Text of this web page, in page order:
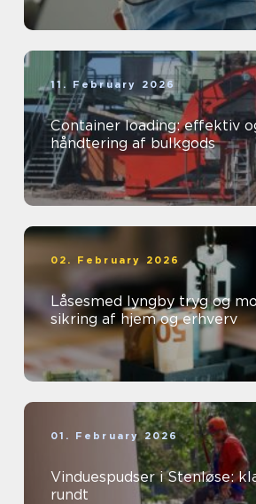
11. February 2026
Container loading: effektiv
håndtering af bulkgods
02. February 2026
Låsesmed lyngby tryg og moderne
sikring af hjem og erhverv
01. February 2026
Vinduespudser i Stenløse:
rundt